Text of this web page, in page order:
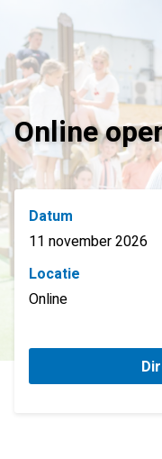
naar
inhoud
Online
Datum
11 november 2026
Locatie
Online